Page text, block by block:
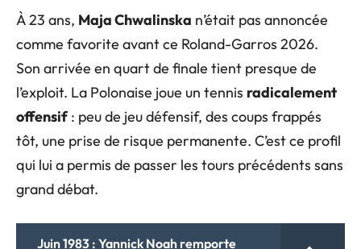
À 23 ans, Maja Chwalinska n’était pas annoncée
comme favorite avant ce Roland-Garros 2026.
Son arrivée en quart de finale tient presque de
l’exploit. La Polonaise joue un tennis radicalement
offensif: peu de jeu défensif, des coups frappés
tôt, une prise de risque permanente. C’est ce profil
qui lui a permis de passer les tours précédents sans
grand débat.
Juin 1983 : Yannick Noah remporte